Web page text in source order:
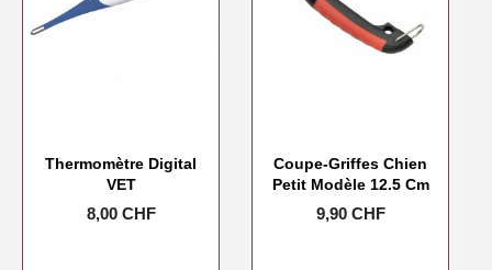
Thermomètre Digital
VET
Prix
8,00 CHF
Coupe-Griffes Chien
Petit Modèle 12.5 Cm
Prix
9,90 CHF